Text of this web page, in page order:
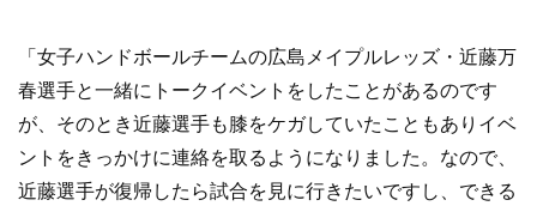
「女子ハンドボールチームの広島メイプルレッズ・近藤万
春選手と一緒にトークイベントをしたことがあるのです
が、そのとき近藤選手も膝をケガしていたこともありイベ
ントをきっかけに連絡を取るようになりました。なので、
近藤選手が復帰したら試合を見に行きたいですし、できる